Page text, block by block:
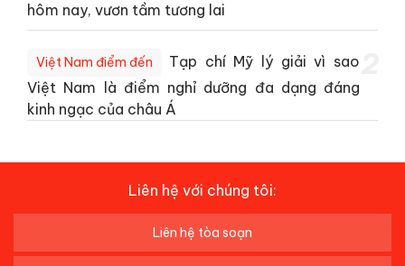
hôm nay, vươn tầm tương lai
Việt Nam điểm đến
Tạp chí Mỹ lý giải vì sao
Việt Nam là điểm nghỉ dưỡng đa dạng đáng
kinh ngạc của châu Á
Liên hệ với chúng tôi:
Liên hệ tòa soạn